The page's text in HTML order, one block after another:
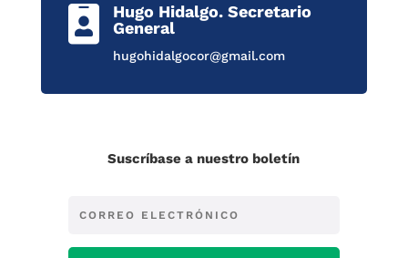

Hugo Hidalgo. Secretario
General
hugohidalgocor@gmail.com
Suscríbase a nuestro boletín